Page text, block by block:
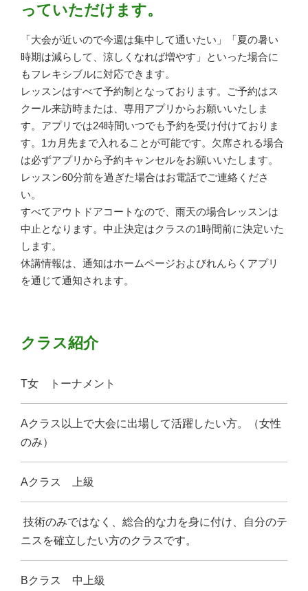
っていただけます。
「大会が近いので今週は集中して通いたい」「夏の暑い
時期は減らして、涼しくなれば増やす」といった場合に
もフレキシブルに対応できます。
レッスンはすべて予約制となっております。ご予約はス
クール来訪時または、専用アプリからお願いいたしま
す。アプリでは24時間いつでも予約を受け付けておりま
す。1カ月先まで入れることが可能です。欠席される場合
は必ずアプリから予約キャンセルをお願いいたします。
レッスン60分前を過ぎた場合はお電話でご連絡くださ
い。
すべてアウトドアコートなので、雨天の場合レッスンは
中止となります。中止決定はクラスの1時間前に決定いた
します。
休講情報は、通知はホームページおよびれんらくアプリ
を通じて通知されます。
クラス紹介
T女 トーナメント
Aクラス以上で大会に出場して活躍したい方。（女性
のみ）
Aクラス 上級
技術のみではなく、総合的な力を身に付け、自分のテ
ニスを確立したい方のクラスです。
Bクラス 中上級